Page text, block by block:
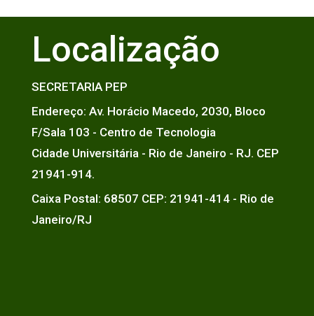
Localização
SECRETARIA PEP
Endereço: Av. Horácio Macedo, 2030, Bloco
F/Sala 103 - Centro de Tecnologia
Cidade Universitária - Rio de Janeiro - RJ. CEP
21941-914.
Caixa Postal: 68507 CEP: 21941-414 - Rio de
Janeiro/RJ